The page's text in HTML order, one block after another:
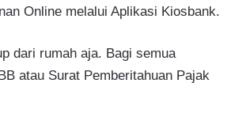
Online melalui Aplikasi Kiosbank.
dari rumah aja. Bagi semua
atau Surat Pemberitahuan Pajak